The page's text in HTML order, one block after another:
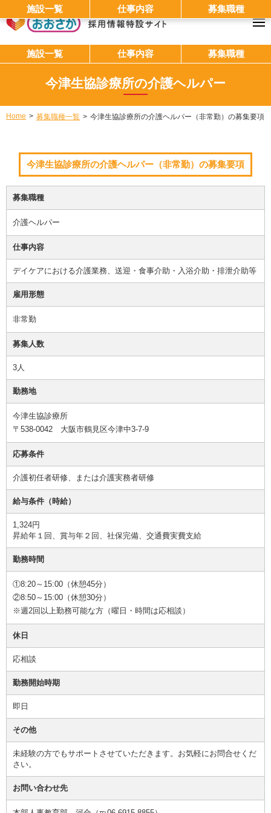
施設一覧 仕事内容 募集職種
今津生協診療所の介護ヘルパー
Home 募集職種一覧 今津生協診療所の介護ヘルパー（非常勤）の募集要項
今津生協診療所の介護ヘルパー（非常勤）の募集要項
募集職種
介護ヘルパー
仕事内容
デイケアにおける介護業務、送迎・食事介助・入浴介助・排泄介助等
雇用形態
非常勤
募集人数
3人
勤務地
今津生協診療所
〒538-0042 大阪市鶴見区今津中3-7-9
応募条件
介護初任者研修、または介護実務者研修
給与条件（時給）
1,324円
昇給年１回、賞与年２回、社保完備、交通費実費支給
勤務時間
①8:20～15:00（休憩45分）
②8:50～15:00（休憩30分）
※週2回以上勤務可能な方（曜日・時間は応相談）
休日
応相談
勤務開始時期
即日
その他
未経験の方でもサポートさせていただきます。お気軽にお問合せくだ
さい。
お問い合わせ先
施設一覧 仕事内容 募集職種